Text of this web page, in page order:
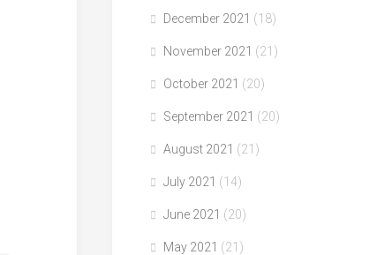
December 2021 (18)
November 2021 (21)
October 2021 (20)
September 2021 (20)
August 2021 (21)
July 2021 (14)
June 2021 (20)
May 2021 (21)